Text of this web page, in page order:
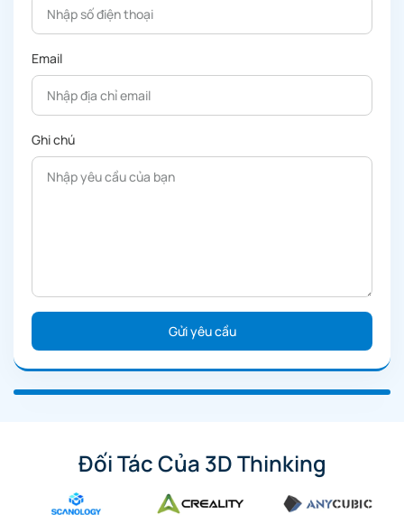
Email
Ghi chú
Đối Tác Của 3D Thinking